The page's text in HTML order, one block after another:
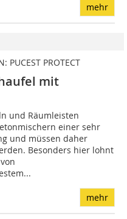
mehr
PUCEST PROTECT
mit
und Räumleisten
einer sehr
und müssen daher
Besonders hier lohnt
mehr